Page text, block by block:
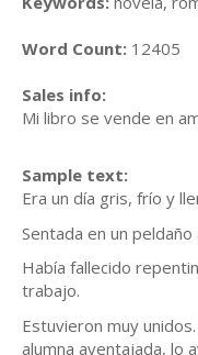
Word Count: 12405
Sales info:
Mi libro se vende en
Sample text:
Era un día gris, frío y
Sentada en un
Había fallecido
trabajo.
Estuvieron muy
alumna aventajada, lo